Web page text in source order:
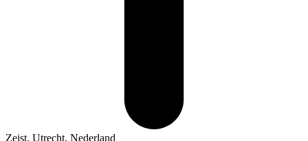
Zeist, Utrecht, Nederland